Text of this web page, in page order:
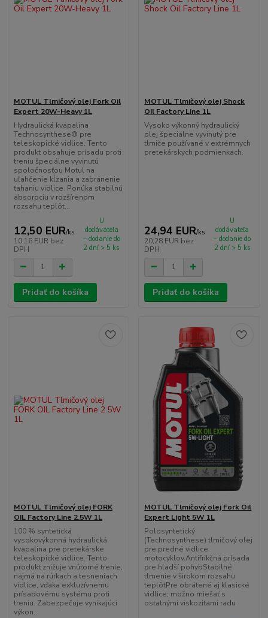
MOTUL Tlmičový olej Fork Oil
Expert 20W-Heavy 1L
Hydraulická kvapalina
Technosynthese® pre
teleskopické vidlice. Tento
produkt obsahuje prísadu proti
treniu špeciálne vyvinutú
spoločnosťou Motul na
uľahčenie kĺzania a zabránenie
ťahaniu vidlice. Ponúka stabilnú
absorpciu v rozšírenom
rozsahu teplôt...
12,50 EUR/ks
10,16 EUR bez
DPH
U
dodávateľa
– dodanie do
2 dní > 5 ks
Pridať do košíka
MOTUL Tlmičový olej Shock
Oil Factory Line 1L
Vysoko výkonný hydraulický
olej špeciálne vyvinutý pre
tlmiče používané v extrémnych
pretekárskych podmienkach.
24,94 EUR/ks
20,28 EUR bez
DPH
U
dodávateľa
– dodanie do
2 dní > 5 ks
Pridať do košíka
MOTUL Tlmičový olej FORK
OIL Factory Line 2.5W 1L
100 % syntetická
vysokovýkonná hydraulická
kvapalina pre pretekárske
teleskopické vidlice. Tento
produkt znižuje vnútorné trenie,
najmä na rúrkach a tesneniach
vidlice, vďaka exkluzívnemu
prísadovému systému proti
treniu. Zabezpečuje vynikajúci
výkon...
MOTUL Tlmičový olej Fork Oil
Expert Light 5W 1L
Polosyntetický
(Technosynthese) tlmičový olej
pre predné vidlice
motocyklov.Antifrikčná prísada
pre hladší pohybStabilné
tlmenie v širokom rozsahu
teplôtPre obrátené aj klasické
vidlice; možno miešať s
ostatnými viskozitami radu